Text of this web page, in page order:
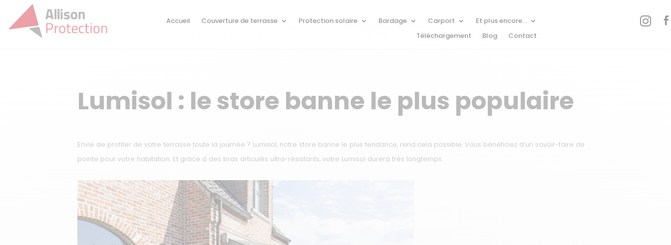
Accueil Couverture de terrasse Protection solaire Bardage Carport
Et plus encore…
Téléchargement
Blog Contact


Lumisol : le store banne le plus populaire
Envie de profiter de votre terrasse toute la journée ? Lumisol, notre store banne le plus tendance, rend cela possible. Vous bénéficiez d’un savoir-faire de
pointe pour votre habitation. Et grâce à des bras articulés ultra-résistants, votre Lumisol durera très longtemps.